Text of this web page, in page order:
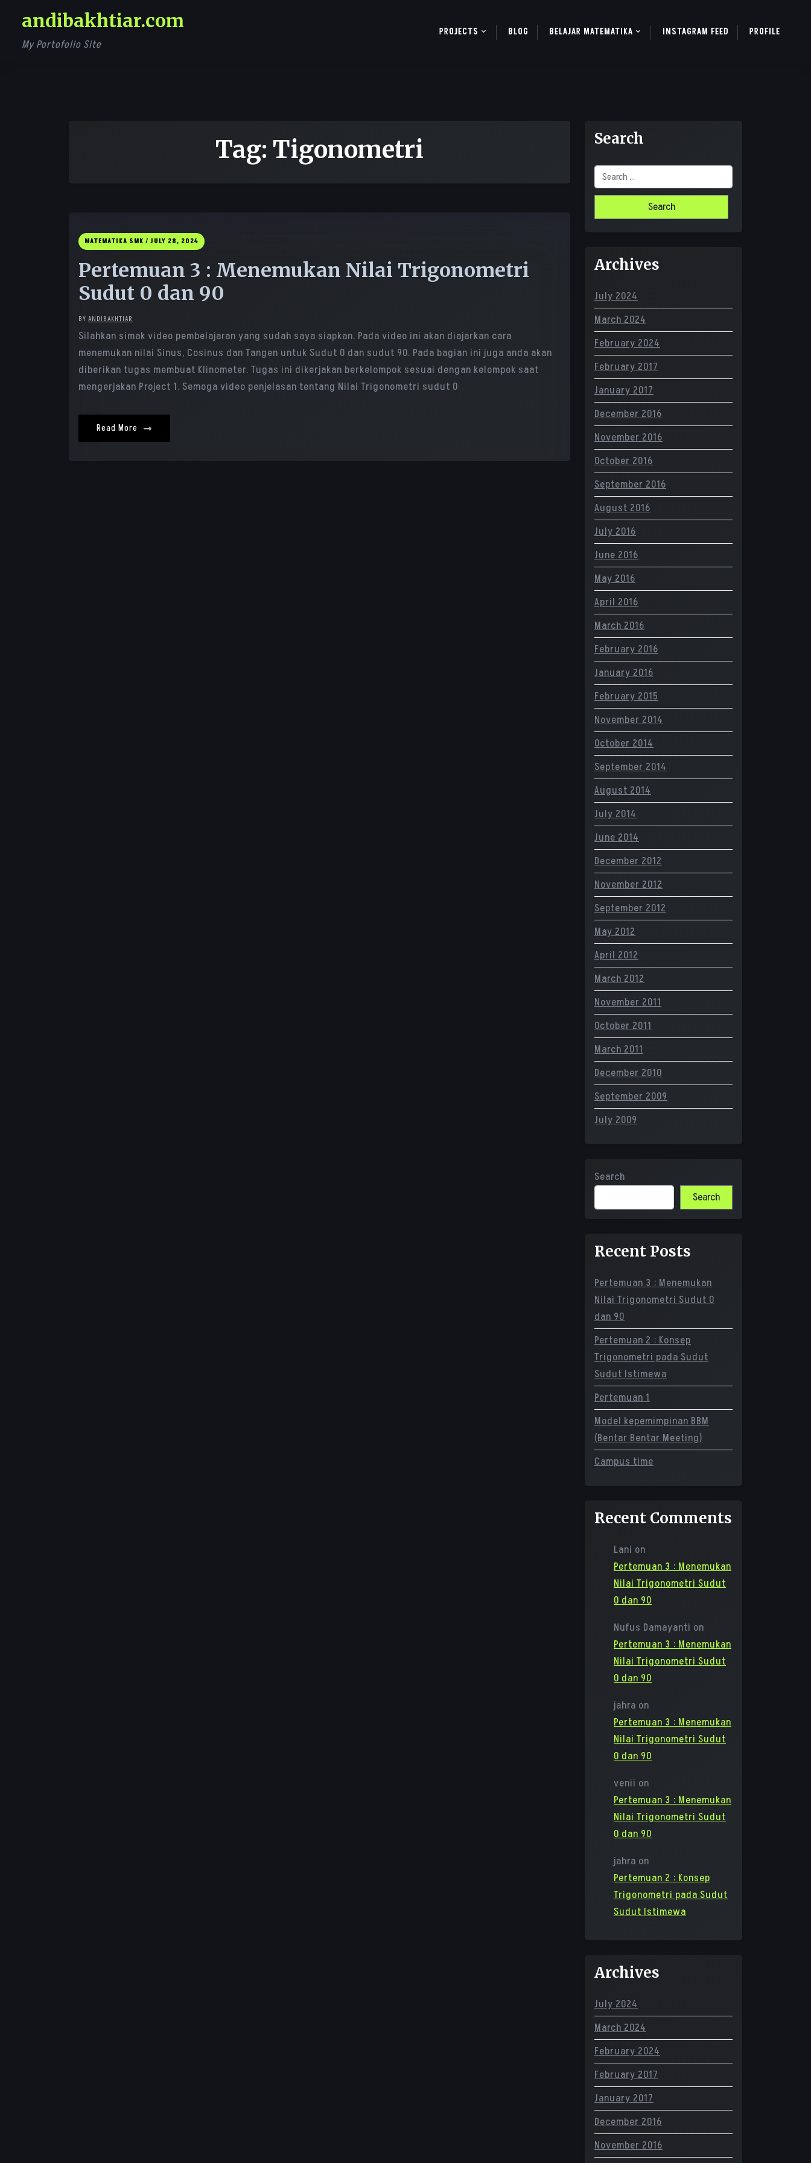
content
andibakhtiar.com
My Portofolio Site
PROJECTS BLOG BELAJAR MATEMATIKA INSTAGRAM FEED PROFILE
Tag: Tigonometri
MATEMATIKA SMK / JULY 28, 2024
Pertemuan 3 : Menemukan Nilai Trigonometri
Sudut 0 dan 90
BY ANDIBAKHTIAR
Silahkan simak video pembelajaran yang sudah saya siapkan. Pada video ini akan diajarkan cara
menemukan nilai Sinus, Cosinus dan Tangen untuk Sudut 0 dan sudut 90. Pada bagian ini juga anda akan
diberikan tugas membuat Klinometer. Tugas ini dikerjakan berkelompok sesuai dengan kelompok saat
mengerjakan Project 1. Semoga video penjelasan tentang Nilai Trigonometri sudut 0
Read More
Search
Search
for:
Archives
July 2024
March 2024
February 2024
February 2017
January 2017
December 2016
November 2016
October 2016
September 2016
August 2016
July 2016
June 2016
May 2016
April 2016
March 2016
February 2016
January 2016
February 2015
November 2014
October 2014
September 2014
August 2014
July 2014
June 2014
December 2012
November 2012
September 2012
May 2012
April 2012
March 2012
November 2011
October 2011
March 2011
December 2010
September 2009
July 2009
Search
Search
Recent Posts
Pertemuan 3 : Menemukan
Nilai Trigonometri Sudut 0
dan 90
Pertemuan 2 : Konsep
Trigonometri pada Sudut
Sudut Istimewa
Pertemuan 1
Model kepemimpinan BBM
(Bentar Bentar Meeting)
Campus time
Recent Comments
Lani on
Pertemuan 3 : Menemukan
Nilai Trigonometri Sudut
0 dan 90
Nufus Damayanti on
Pertemuan 3 : Menemukan
Nilai Trigonometri Sudut
0 dan 90
jahra on
Pertemuan 3 : Menemukan
Nilai Trigonometri Sudut
0 dan 90
venii on
Pertemuan 3 : Menemukan
Nilai Trigonometri Sudut
0 dan 90
jahra on
Pertemuan 2 : Konsep
Trigonometri pada Sudut
Sudut Istimewa
Archives
July 2024
March 2024
February 2024
February 2017
January 2017
December 2016
November 2016